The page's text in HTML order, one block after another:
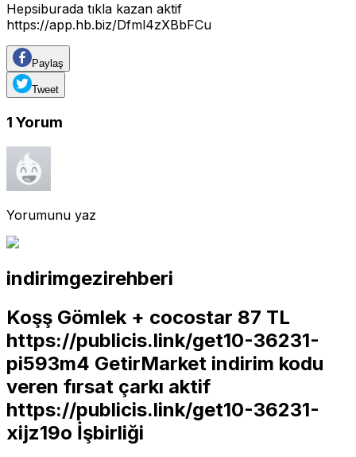
Hepsiburada tıkla kazan aktif
https://app.hb.biz/Dfml4zXBbFCu
Paylaş
Tweet
1 Yorum
Yorumunu yaz
indirimgezirehberi
Koşş Gömlek + cocostar 87 TL
https://publicis.link/get10-36231-
pi593m4 GetirMarket indirim kodu
veren fırsat çarkı aktif
https://publicis.link/get10-36231-
xijz19o İşbirliği